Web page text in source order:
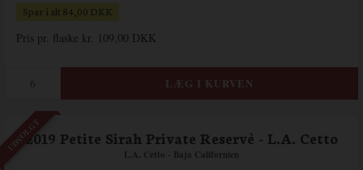
Spar i alt 84,00 DKK
Pris pr. flaske kr. 109,00 DKK
UDSOLGT2019 Petite Sirah Private Reservè - L.A. Cetto
L.A. Cetto - Baja Californien